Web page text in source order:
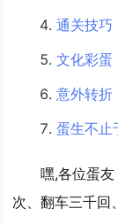
通关技巧
文化彩蛋
意外转折
蛋生不止
嘿,各位蛋
次、翻车三千